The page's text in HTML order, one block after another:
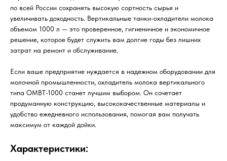
по всей России сохранять высокую сортность сырья и
увеличивать доходность. Вертикальные танки-охладители молока
объемом 1000 л — это проверенное, гигиеничное и экономичное
решение, которое будет служить вам долгие годы без лишних
затрат на ремонт и обслуживание.
Если ваше предприятие нуждается в надежном оборудовании для
молочной промышленности, охладитель молока вертикального
типа ОМВТ-1000 станет лучшим выбором. Он сочетает
продуманную конструкцию, высококачественные материалы и
удобство ежедневного использования, помогая вам получать
максимум от каждой дойки.
Характеристики: